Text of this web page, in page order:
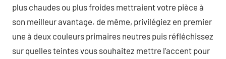
plus chaudes ou plus froides mettraient votre pièce à
son meilleur avantage. de même, privilégiez en premier
une à deux couleurs primaires neutres puis réfléchissez
sur quelles teintes vous souhaitez mettre l’accent pour